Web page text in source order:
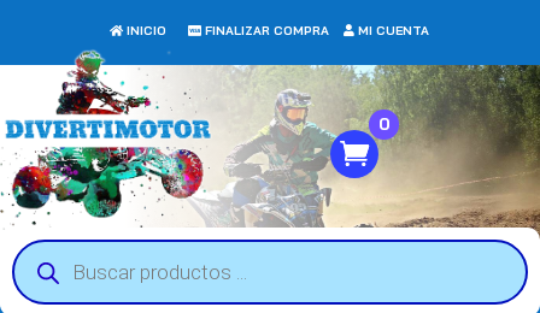
INICIO FINALIZAR COMPRA MI CUENTA
Búsqueda
de
productos
0